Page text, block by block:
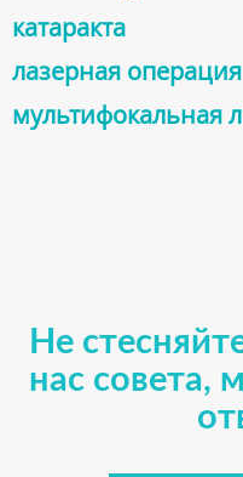
катарактa
лазерная операция
мультифокальная
Не
нас совета,